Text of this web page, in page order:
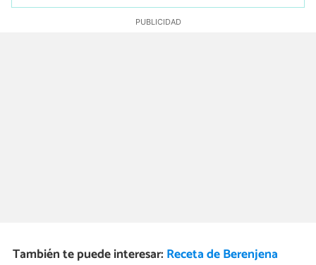
También te puede interesar: Receta de Berenjena